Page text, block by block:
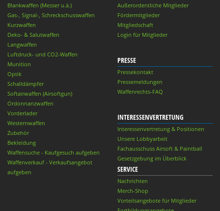
Blankwaffen (Messer u.ä.)
Gas-, Signal-, Schreckschusswaffen
Kurzwaffen
Deko- & Salutwaffen
Langwaffen
Luftdruck- und CO2-Waffen
Munition
Optik
Schalldämpfer
Softairwaffen (Airsoftgun)
Ordonnanzwaffen
Vorderlader
Westernwaffen
Zubehör
Bekleidung
Waffensuche - Kaufgesuch aufgeben
Waffenverkauf - Verkaufsangebot
aufgeben
Außerordentliche Mitglieder
Fördermitglieder
Mitgliedschaft
Login für Mitglieder
PRESSE
Pressekontakt
Pressemeldungen
Waffenrechts-FAQ
INTERESSENVERTRETUNG
Interessenvertretung & Positionen
Unsere Lobbyarbeit
Fachausschuss Airsoft & Paintball
Gesetzgebung im Überblick
SERVICE
Nachrichten
Merch-Shop
Vorteilsangebote für Mitglieder